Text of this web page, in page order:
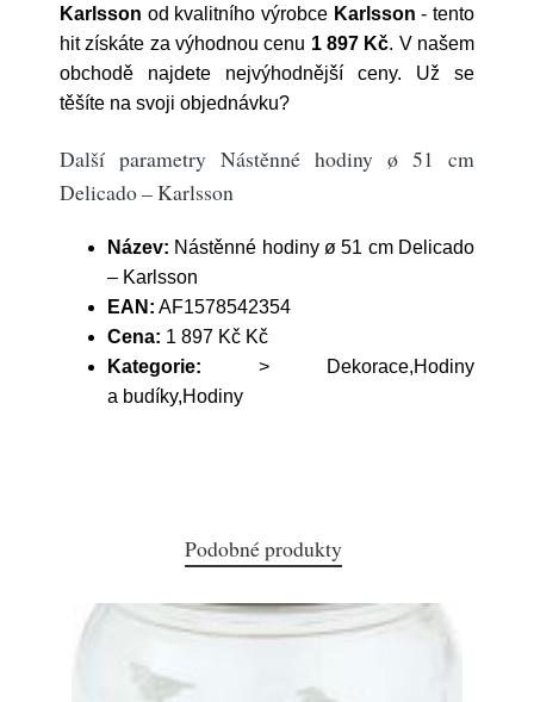
Karlsson od kvalitního výrobce Karlsson - tento
hit získáte za výhodnou cenu 1 897 Kč. V našem
obchodě najdete nejvýhodnější ceny. Už se
těšíte na svoji objednávku?
Další parametry Nástěnné hodiny ø 51 cm
Delicado – Karlsson
Název: Nástěnné hodiny ø 51 cm Delicado
– Karlsson
EAN: AF1578542354
Cena: 1 897 Kč Kč
Kategorie: > Dekorace,Hodiny
a budíky,Hodiny
Podobné produkty